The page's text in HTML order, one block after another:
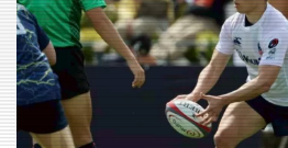
VIEW